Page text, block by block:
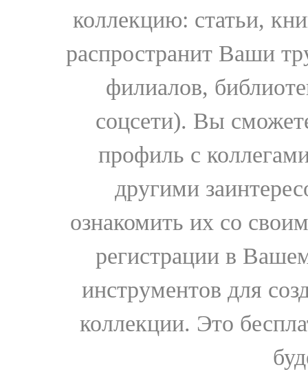
коллекцию: статьи,
распространит Ваши
филиалов,
соцсети). Вы
профиль с
другими
ознакомить их со
регистрации в
инструментов для
коллекции. Это